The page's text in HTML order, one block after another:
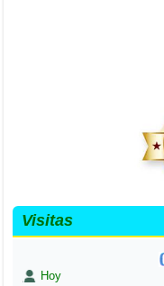
Visitas
Hoy